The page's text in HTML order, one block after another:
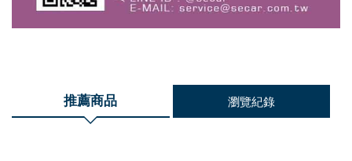
推薦商品 瀏覽紀錄